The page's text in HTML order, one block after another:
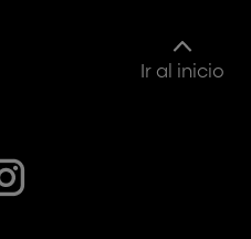
Ir al inicio